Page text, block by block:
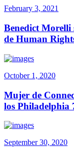
February 3, 2021
Benedict Morelli
de Human
October 1, 2020
Mujer de
los Philadelphia
September 30, 2020